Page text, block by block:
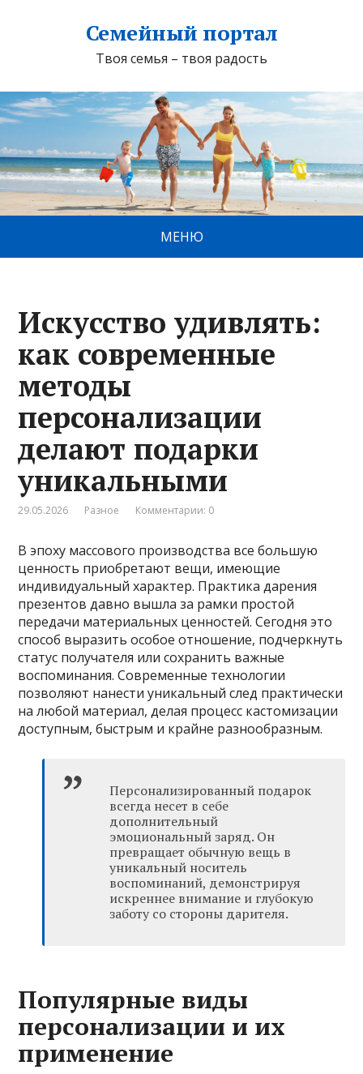
Семейный портал
Твоя семья – твоя радость
МЕНЮ
Искусство удивлять:
как современные
методы
персонализации
делают подарки
уникальными
29.05.2026 Разное Комментарии: 0
В эпоху массового производства все большую
ценность приобретают вещи, имеющие
индивидуальный характер. Практика дарения
презентов давно вышла за рамки простой
передачи материальных ценностей. Сегодня это
способ выразить особое отношение, подчеркнуть
статус получателя или сохранить важные
воспоминания. Современные технологии
позволяют нанести уникальный след практически
на любой материал, делая процесс кастомизации
доступным, быстрым и крайне разнообразным.
Персонализированный подарок
всегда несет в себе
дополнительный
эмоциональный заряд. Он
превращает обычную вещь в
уникальный носитель
воспоминаний, демонстрируя
искреннее внимание и глубокую
заботу со стороны дарителя.
Популярные виды
персонализации и их
применение